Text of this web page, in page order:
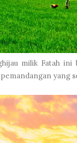
milik Fatah ini
yang